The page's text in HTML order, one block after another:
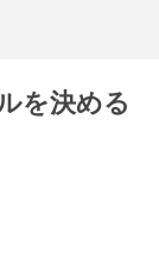
を決める